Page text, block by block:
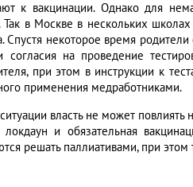
к вакцинации. Однако для
в Москве в нескольких школах
Спустя некоторое время
согласия на проведение
при этом в инструкции к
применения медработниками.
власть не может
и обязательная
решать паллиативами, при